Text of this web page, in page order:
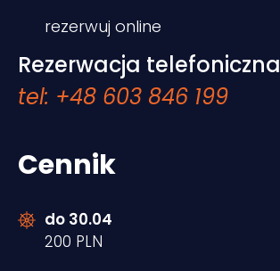
rezerwuj online
Rezerwacja telefoniczna
tel: +48 603 846 199
Cennik
do 30.04
200 PLN